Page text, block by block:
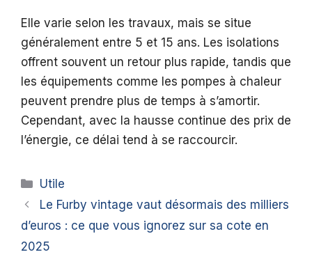
Elle varie selon les travaux, mais se situe
généralement entre 5 et 15 ans. Les isolations
offrent souvent un retour plus rapide, tandis que
les équipements comme les pompes à chaleur
peuvent prendre plus de temps à s’amortir.
Cependant, avec la hausse continue des prix de
l’énergie, ce délai tend à se raccourcir.
Catégories
Utile
Le Furby vintage vaut désormais des milliers
d’euros : ce que vous ignorez sur sa cote en
2025